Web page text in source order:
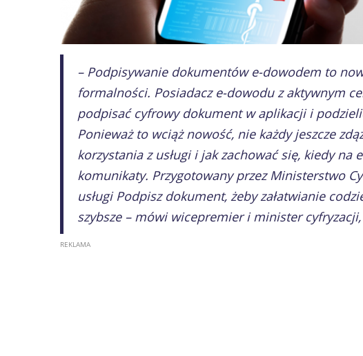
– Podpisywanie dokumentów e-dowodem to
formalności. Posiadacz e-dowodu z aktywnym
podpisać cyfrowy dokument w aplikacji i
Ponieważ to wciąż nowość, nie każdy jeszcze
korzystania z usługi i jak zachować się, kiedy
komunikaty. Przygotowany przez Ministerstwo
usługi Podpisz dokument, żeby załatwianie
szybsze – mówi wicepremier i minister